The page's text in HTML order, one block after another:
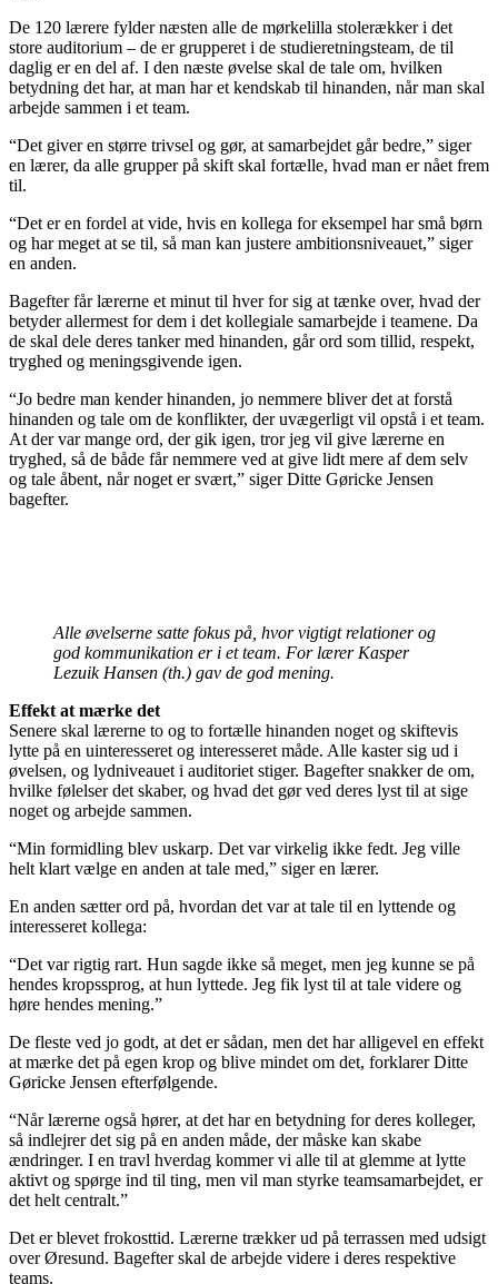
De 120 lærere fylder næsten alle de mørkelilla stolerækker i det
store auditorium – de er grupperet i de studieretningsteam, de til
daglig er en del af. I den næste øvelse skal de tale om, hvilken
betydning det har, at man har et kendskab til hinanden, når man skal
arbejde sammen i et team.
“Det giver en større trivsel og gør, at samarbejdet går bedre,” siger
en lærer, da alle grupper på skift skal fortælle, hvad man er nået frem
til.
“Det er en fordel at vide, hvis en kollega for eksempel har små børn
og har meget at se til, så man kan justere ambitionsniveauet,” siger
en anden.
Bagefter får lærerne et minut til hver for sig at tænke over, hvad der
betyder allermest for dem i det kollegiale samarbejde i teamene. Da
de skal dele deres tanker med hinanden, går ord som tillid, respekt,
tryghed og meningsgivende igen.
“Jo bedre man kender hinanden, jo nemmere bliver det at forstå
hinanden og tale om de konflikter, der uvægerligt vil opstå i et team.
At der var mange ord, der gik igen, tror jeg vil give lærerne en
tryghed, så de både får nemmere ved at give lidt mere af dem selv
og tale åbent, når noget er svært,” siger Ditte Gøricke Jensen
bagefter.
Alle øvelserne satte fokus på, hvor ­vigtigt relationer og
god ­kommunikation er i et team. For lærer Kasper
Lezuik Hansen (th.) gav de god mening.
Effekt at mærke det
Senere skal lærerne to og to fortælle hinanden noget og skiftevis
lytte på en uinteresseret og interesseret måde. Alle kaster sig ud i
øvelsen, og lydniveauet i auditoriet stiger. Bagefter snakker de om,
hvilke følelser det skaber, og hvad det gør ved deres lyst til at sige
noget og arbejde sammen.
“Min formidling blev uskarp. Det var virkelig ikke fedt. Jeg ville
helt klart vælge en anden at tale med,” ­siger en lærer.
En anden sætter ord på, hvordan det var at tale til en lyttende og
interesseret kollega:
“Det var rigtig rart. Hun sagde ikke så meget, men jeg kunne se på
hendes kropssprog, at hun lyttede. Jeg fik lyst til at tale videre og
høre hendes mening.”
De fleste ved jo godt, at det er sådan, men det har alligevel en effekt
at mærke det på egen krop og blive mindet om det, forklarer Ditte
Gøricke Jensen efterfølgende.
“Når lærerne også hører, at det har en betydning for deres kolleger,
så indlejrer det sig på en anden måde, der måske kan skabe
ændringer. I en travl hverdag kommer vi alle til at glemme at lytte
aktivt og spørge ind til ting, men vil man styrke teamsamarbejdet, er
det helt centralt.”
Det er blevet frokosttid. Lærerne trækker ud på terrassen med udsigt
over Øresund. Bagefter skal de arbejde videre i deres respektive
teams.